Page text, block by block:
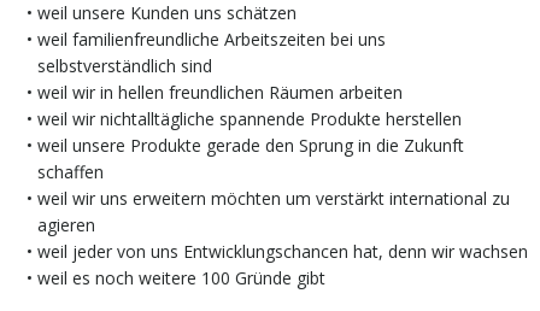
weil unsere Kunden uns schätzen
weil familienfreundliche Arbeitszeiten bei uns
selbstverständlich sind
weil wir in hellen freundlichen Räumen arbeiten
weil wir nichtalltägliche spannende Produkte herstellen
weil unsere Produkte gerade den Sprung in die Zukunft
schaffen
weil wir uns erweitern möchten um verstärkt international zu
agieren
weil jeder von uns Entwicklungschancen hat, denn wir wachsen
weil es noch weitere 100 Gründe gibt